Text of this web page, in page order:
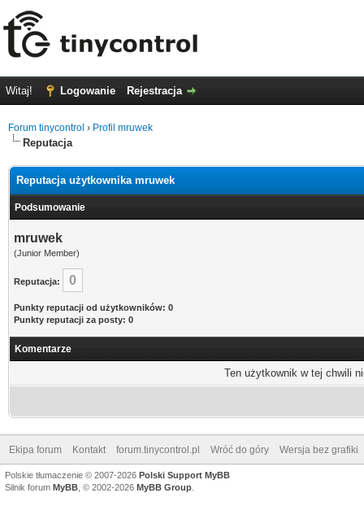
Witaj! Logowanie Rejestracja
Forum tinycontrol › Profil mruwek
Reputacja
Reputacja użytkownika mruwek
Podsumowanie
mruwek
(Junior Member)
Reputacja: 0
Punkty reputacji od użytkowników: 0
Punkty reputacji za posty: 0
Komentarze
Ten użytkownik w tej chwili
Ekipa forum Kontakt forum.tinycontrol.pl Wróć do góry Wersja bez grafiki
Polskie tłumaczenie © 2007-2026 Polski Support MyBB
Silnik forum MyBB , © 2002-2026 MyBB Group